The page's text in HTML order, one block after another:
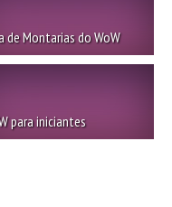
de Montarias do WoW
para iniciantes